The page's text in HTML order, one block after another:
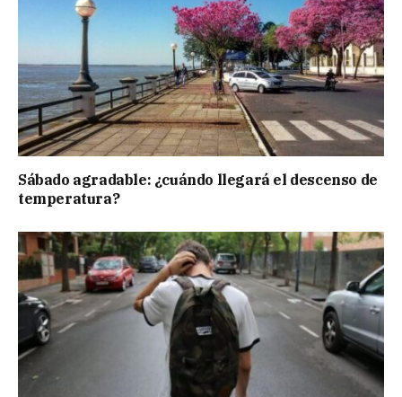
Sábado agradable: ¿cuándo llegará el descenso de
temperatura?